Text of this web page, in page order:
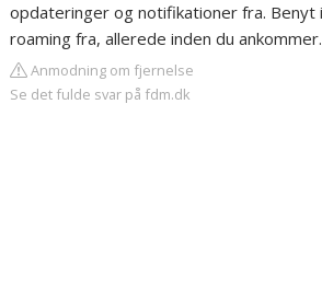
opdateringer og notifikationer fra. Benyt
roaming fra, allerede inden du ankommer.
Anmodning om fjernelse
Se det fulde svar på fdm.dk